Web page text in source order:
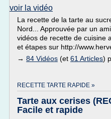
voir la vidéo
La recette de la tarte au
Nord... Approuvée par un
vidéos de recette de cuisine
et étapes sur http://
→ 84 Vidéos (et 61 Articles)
RECETTE TARTE RAPIDE »
Tarte aux cerises
Facile et rapide